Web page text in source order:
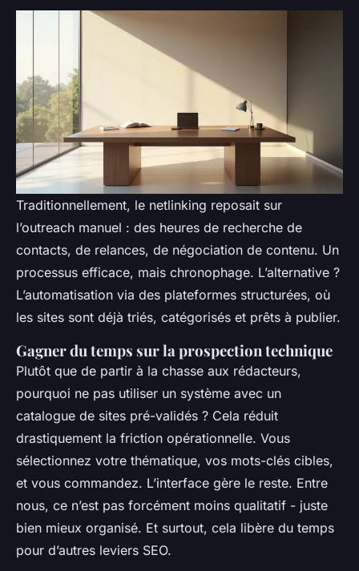
Traditionnellement, le netlinking reposait sur
l’outreach manuel : des heures de recherche de
contacts, de relances, de négociation de contenu. Un
processus efficace, mais chronophage. L’alternative ?
L’automatisation via des plateformes structurées, où
les sites sont déjà triés, catégorisés et prêts à publier.
Gagner du temps sur la prospection technique
Plutôt que de partir à la chasse aux rédacteurs,
pourquoi ne pas utiliser un système avec un
catalogue de sites pré-validés ? Cela réduit
drastiquement la friction opérationnelle. Vous
sélectionnez votre thématique, vos mots-clés cibles,
et vous commandez. L’interface gère le reste. Entre
nous, ce n’est pas forcément moins qualitatif - juste
bien mieux organisé. Et surtout, cela libère du temps
pour d’autres leviers SEO.